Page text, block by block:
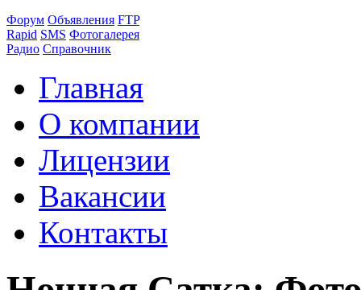
Форум Объявления FTP
Rapid SMS Фотогалерея
Радио Справочник
Главная
О компании
Лицензии
Вакансии
Контакты